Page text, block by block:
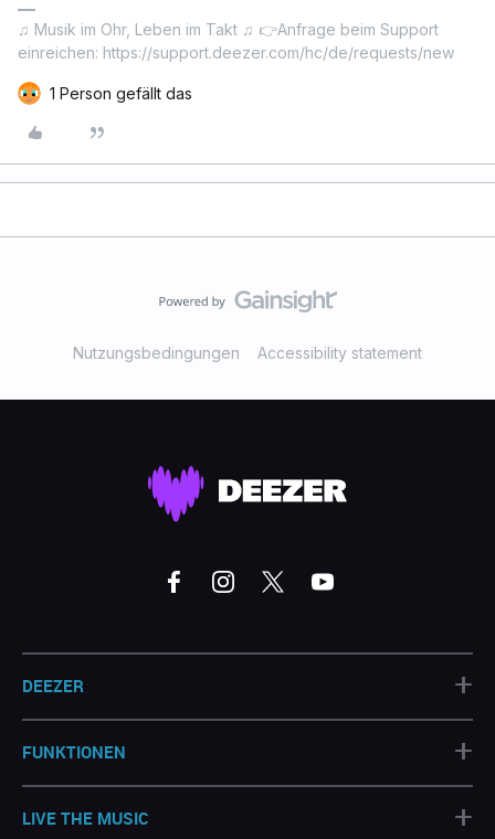
♫ Musik im Ohr, Leben im Takt ♫ 👉Anfrage beim Support
einreichen: https://support.deezer.com/hc/de/requests/new
1 Person gefällt das
Nutzungsbedingungen Accessibility statement
DEEZER +
FUNKTIONEN +
LIVE THE MUSIC +